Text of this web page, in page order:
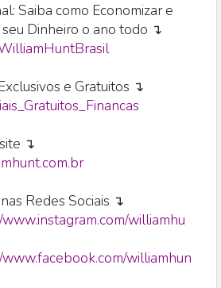
Saiba como Economizar e
Dinheiro o ano todo ↴
e Gratuitos ↴
↴
Redes Sociais ↴
williamhu
williamhun